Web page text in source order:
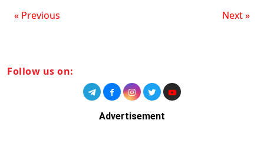
« Previous Next »
Follow us on:
Advertisement